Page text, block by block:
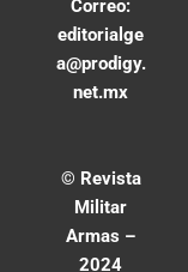
Correo:
editorialge
a@prodigy.
net.mx
© Revista
Militar
Armas –
2024